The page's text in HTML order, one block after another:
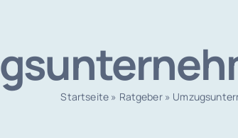
Startseite » Ratgeber»